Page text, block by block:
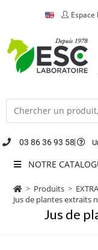
Espace
03 86 36 93 58
NOTRE
> Produits >
Jus de plantes extraits
Jus de